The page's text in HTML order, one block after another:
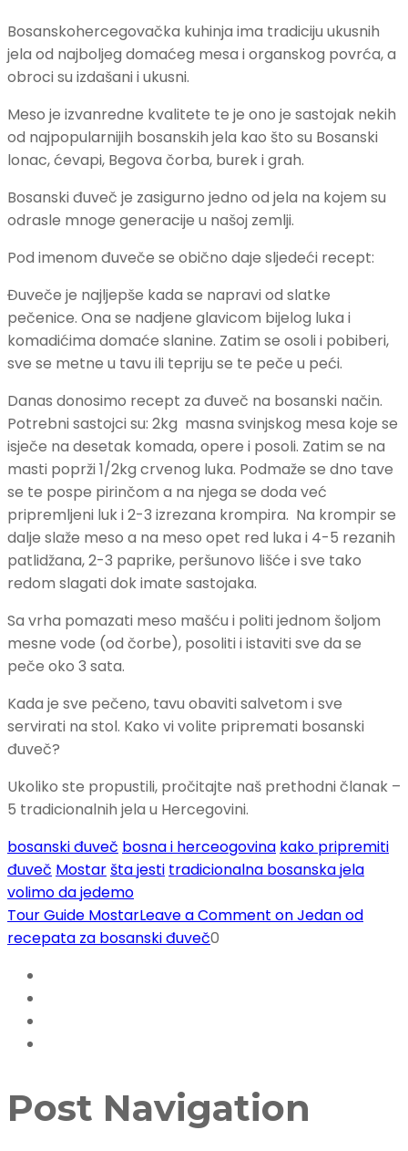
Bosanskohercegovačka kuhinja ima tradiciju ukusnih
jela od najboljeg domaćeg mesa i organskog povrća, a
obroci su izdašani i ukusni.
Meso je izvanredne kvalitete te je ono je sastojak nekih
od najpopularnijih bosanskih jela kao što su Bosanski
lonac, ćevapi, Begova čorba, burek i grah.
Bosanski đuveč je zasigurno jedno od jela na kojem su
odrasle mnoge generacije u našoj zemlji.
Pod imenom đuveče se obično daje sljedeći recept:
Đuveče je najljepše kada se napravi od slatke
pečenice. Ona se nadjene glavicom bijelog luka i
komadićima domaće slanine. Zatim se osoli i pobiberi,
sve se metne u tavu ili tepriju se te peče u peći.
Danas donosimo recept za đuveč na bosanski način.
Potrebni sastojci su: 2kg masna svinjskog mesa koje se
isječe na desetak komada, opere i posoli. Zatim se na
masti poprži 1/2kg crvenog luka. Podmaže se dno tave
se te pospe pirinčom a na njega se doda već
pripremljeni luk i 2-3 izrezana krompira. Na krompir se
dalje slaže meso a na meso opet red luka i 4-5 rezanih
patlidžana, 2-3 paprike, peršunovo lišće i sve tako
redom slagati dok imate sastojaka.
Sa vrha pomazati meso mašću i politi jednom šoljom
mesne vode (od čorbe), posoliti i istaviti sve da se
peče oko 3 sata.
Kada je sve pečeno, tavu obaviti salvetom i sve
servirati na stol. Kako vi volite pripremati bosanski
đuveč?
Ukoliko ste propustili, pročitajte naš prethodni članak –
5 tradicionalnih jela u Hercegovini.
bosanski đuveč bosna i herceogovina kako pripremiti
đuveč Mostaršta jesti tradicionalna bosanska jela
volimo da jedemo
Tour Guide MostarLeave a Comment on Jedan od
recepata za bosanski đuveč0
Post Navigation